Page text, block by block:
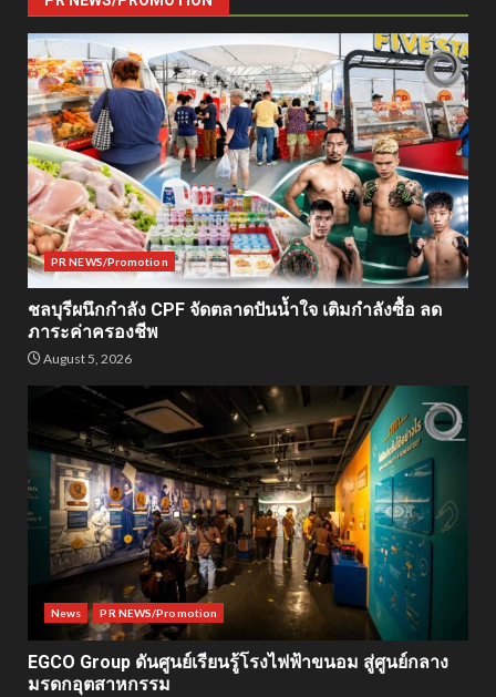
PR NEWS/Promotion
ชลบุรีผนึกกำลัง CPF จัดตลาดปันน้ำใจ เติมกำลังซื้อ ลด
ภาระค่าครองชีพ
August 5, 2026
News PR NEWS/Promotion
EGCO Group ดันศูนย์เรียนรู้โรงไฟฟ้าขนอม สู่ศูนย์กลาง
มรดกอุตสาหกรรม